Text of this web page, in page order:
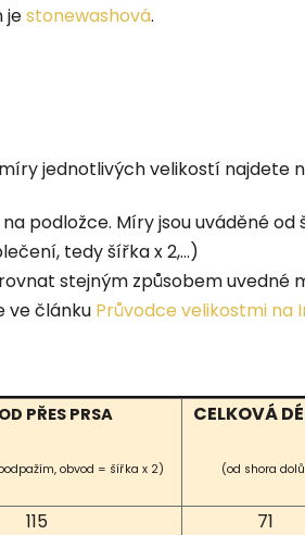
jestonewashová.
jednotlivých velikostí najdete
podložce. Míry jsou uváděné od
tedy šířka x 2,...)
stejným způsobem
ve článku Průvodce velikostmi na
PŘES PRSA
obvod = šířka x 2)
CELKOVÁ
(od shora
115 71